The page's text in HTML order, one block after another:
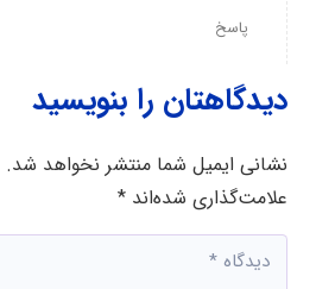
پاسخ
دیدگاهتان را بنویسید
نشانی ایمیل شما منتشر نخواهد شد.
علامت‌گذاری شده‌اند *